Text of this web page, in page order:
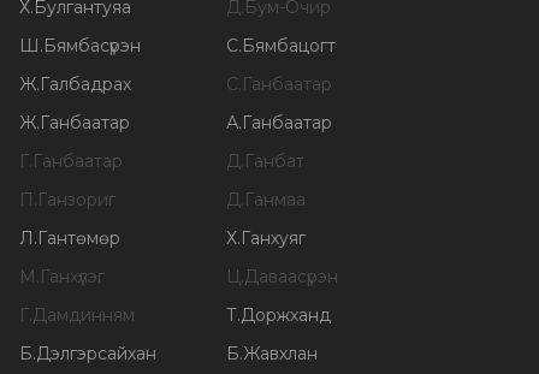
Х. Булгантуяа Д. Бум-Очир
Ш . Бямбасүрэн С. Бямбацогт
Ж. Галбадрах С. Ганбаатар
Ж. Ганбаатар А. Ганбаатар
Г. Ганбаатар Д. Ганбат
П . Ганзориг Д. Ганмаа
Л . Гантөмөр Х. Ганхуяг
М . Ганхүлэг Ц.Даваасүрэн
Г.Дамдинням Т.Доржханд
Б.Дэлгэрсайхан Б.Жавхлан